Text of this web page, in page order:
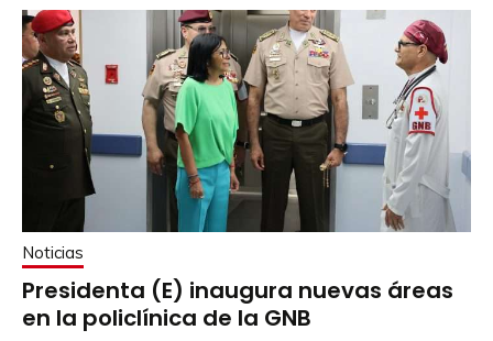
Noticias
Presidenta (E) inaugura nuevas áreas
en la policlínica de la GNB